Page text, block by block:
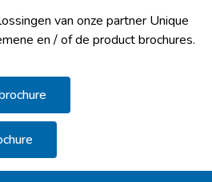
van onze partner Unique
en / of de product brochures.